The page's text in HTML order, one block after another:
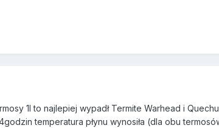
1l to najlepiej wypadł Termite Warhead i
temperatura płynu wynosiła (dla obu